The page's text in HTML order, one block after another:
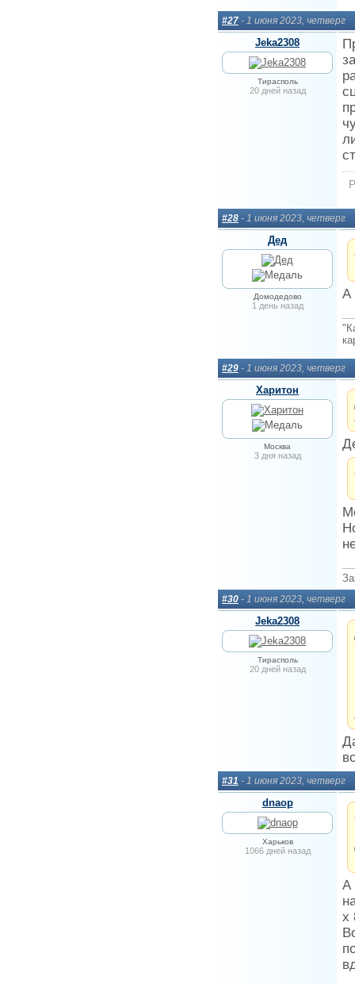
#27 - 1 июня 2023, четверг
Jeka2308
Тирасполь
20 дней назад
#28 - 1 июня 2023, четверг
Дед
Домодедово
1 день назад
А
#29 - 1 июня 2023, четверг
Харитон
Москва
3 дня назад
#30 - 1 июня 2023, четверг
Jeka2308
Тирасполь
20 дней назад
#31 - 1 июня 2023, четверг
dnaop
Харьков
1066 дней назад
А
х